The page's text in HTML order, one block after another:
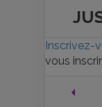
Inscrivez-
vous